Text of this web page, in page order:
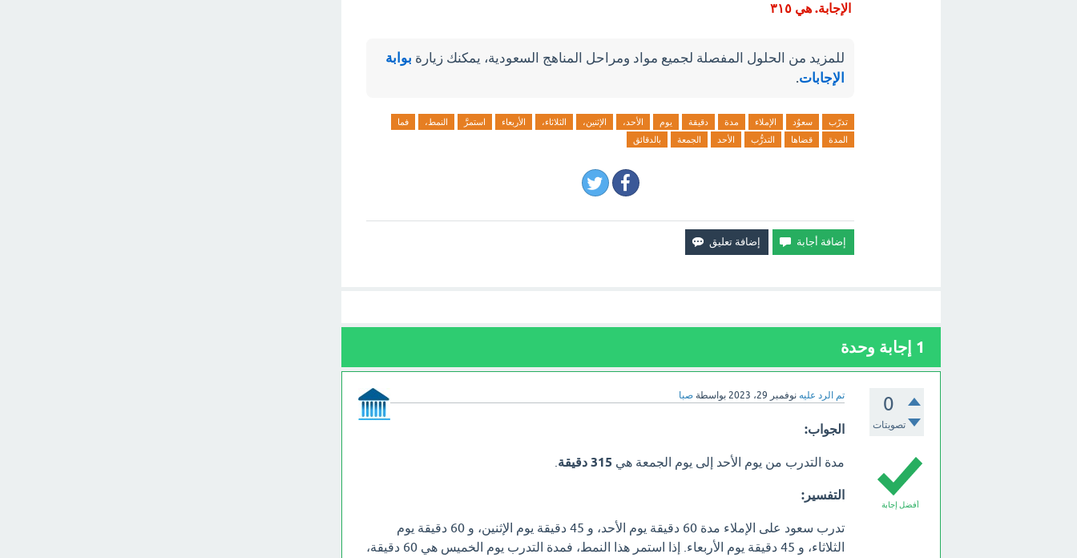
الإجابة. هي ٣١٥
للمزيد من الحلول المفصلة لجميع مواد ومراحل المناهج السعودية، يمكنك زيارة بوابة
الإجابات.
تدرّب سعوٌد الإملاء مدة دقيقة يوم الأحد، الإثنين، الثلاثاء، الأربعاء استمرَّ النمط،
فما
المدة
قضاها التدرُّب الأحد الجمعة بالدقائق
1 إجابة وحدة
0
تصويتات
تم الرد عليه نوفمبر 29، 2023 بواسطة صبا
أفضل إجابة
الجواب:
مدة التدرب من يوم الأحد إلى يوم الجمعة هي 315 دقيقة
التفسير:
تدرب سعود على الإملاء مدة 60 دقيقة يوم الأحد، و 45 دقيقة يوم الإثنين، و 60 دقيقة يوم
الثلاثاء، و 45 دقيقة يوم الأربعاء. إذا استمر هذا النمط، فمدة التدرب يوم الخميس هي 60 دقيقة،